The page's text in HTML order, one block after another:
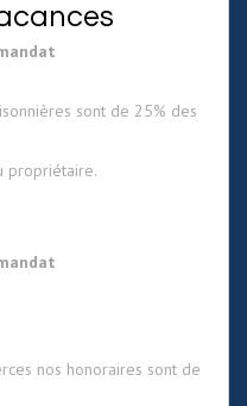
sont de 25% des
propriétaire.
nos honoraires sont de